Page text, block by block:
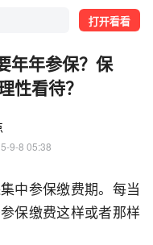
打开看看
年年参保？保
性看待？
9-8 05:38
中参保缴费期。每当
保缴费这样或者那样